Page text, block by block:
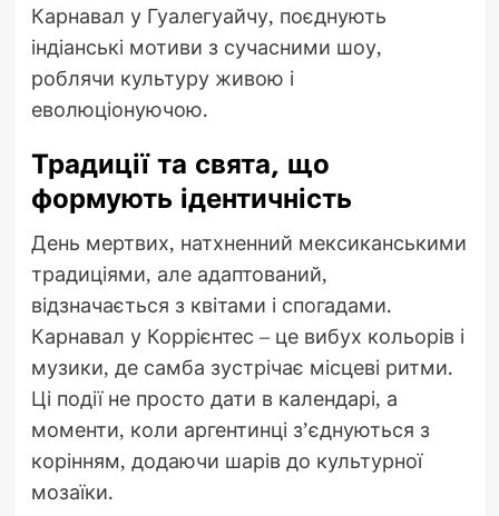
Карнавал у Гуалегуайчу, поєднують
індіанські мотиви з сучасними шоу,
роблячи культуру живою і
еволюціонуючою.
Традиції та свята, що
формують ідентичність
День мертвих, натхненний мексиканськими
традиціями, але адаптований,
відзначається з квітами і спогадами.
Карнавал у Коррієнтес – це вибух кольорів і
музики, де самба зустрічає місцеві ритми.
Ці події не просто дати в календарі, а
моменти, коли аргентинці з’єднуються з
корінням, додаючи шарів до культурної
мозаїки.